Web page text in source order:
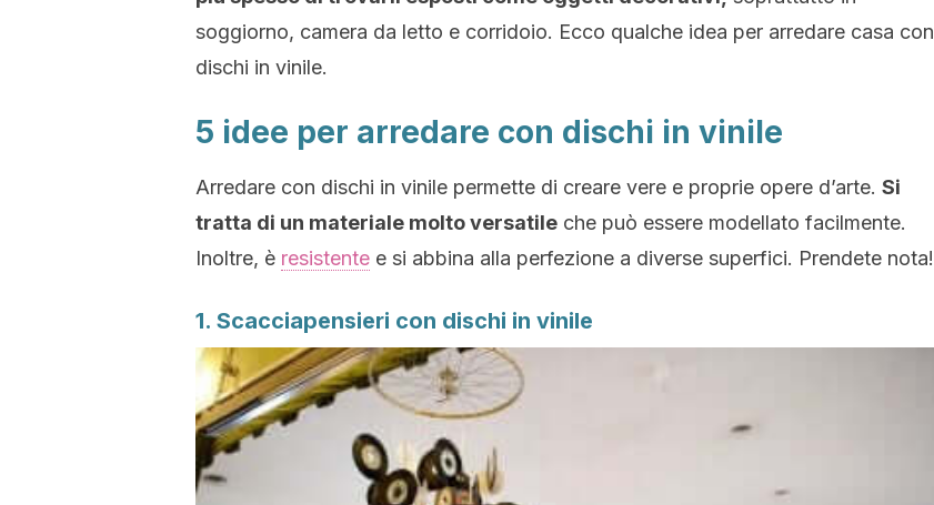
soggiorno, camera da letto e corridoio. Ecco qualche idea per arredare casa con
dischi in vinile.
5 idee per arredare con dischi in vinile
Arredare con dischi in vinile permette di creare vere e proprie opere d’arte. Si
tratta di un materiale molto versatile che può essere modellato facilmente.
Inoltre, è resistente e si abbina alla perfezione a diverse superfici. Prendete nota!
1. Scacciapensieri con dischi in vinile